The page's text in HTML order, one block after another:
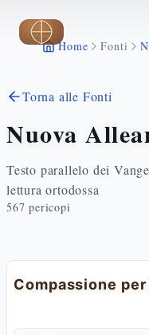
Vai al contenuto
Home Fonti
Torna alle Fonti
Nuova
Testo parallelo dei
lettura ortodossa
567 pericopi